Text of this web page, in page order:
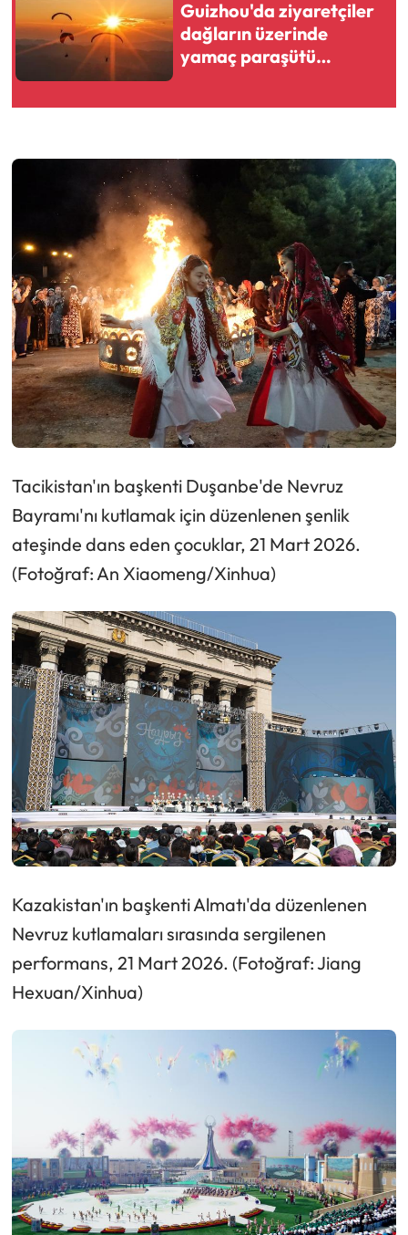
Guizhou'da ziyaretçiler
dağların üzerinde
yamaç paraşütü
Tacikistan'ın başkenti Duşanbe'de Nevruz
Bayramı'nı kutlamak için düzenlenen şenlik
ateşinde dans eden çocuklar, 21 Mart 2026.
(Fotoğraf: An Xiaomeng/Xinhua)
Kazakistan'ın başkenti Almatı'da düzenlenen
Nevruz kutlamaları sırasında sergilenen
performans, 21 Mart 2026. (Fotoğraf: Jiang
Hexuan/Xinhua)